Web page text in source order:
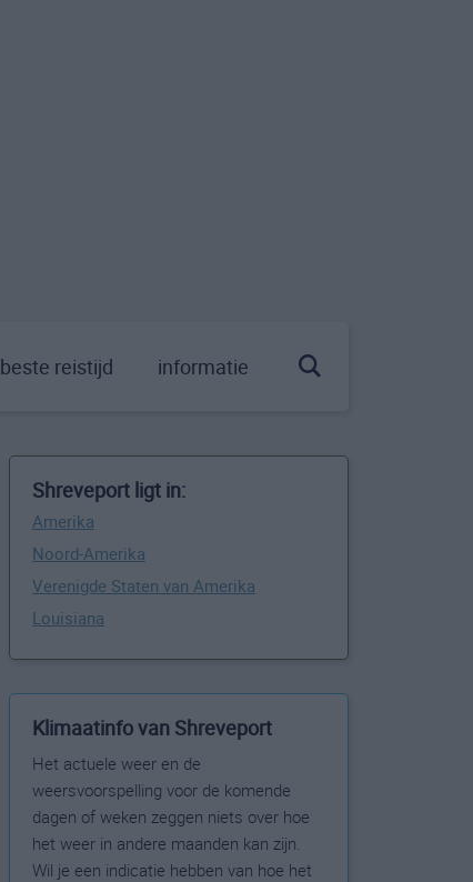
beste reistijd informatie
Shreveport ligt in:
Amerika
Noord-Amerika
Verenigde Staten van Amerika
Louisiana
Klimaatinfo van Shreveport
Het actuele weer en de
weersvoorspelling voor de komende
dagen of weken zeggen niets over hoe
het weer in andere maanden kan zijn.
Wil je een indicatie hebben van hoe het